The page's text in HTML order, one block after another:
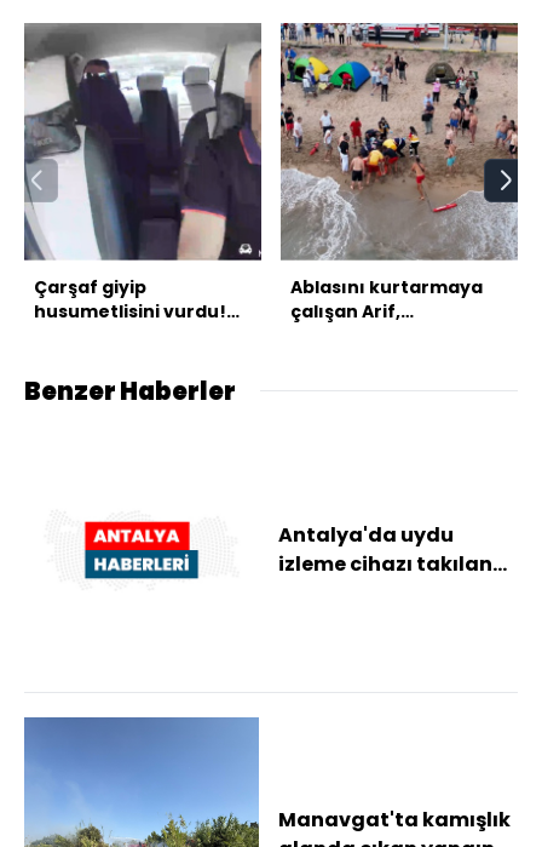
Çarşaf giyip
husumetlisini vurdu!
Ablasını kurtarmaya
çalışan Arif,
Benzer Haberler
Antalya'da uydu
izleme cihazı takılan
Manavgat'ta kamışlık